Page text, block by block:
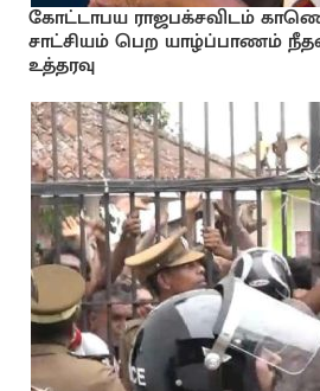
கோட்டாபய ராஜபக்சவிடம்
சாட்சியம் பெற யாழ்ப்பாணம்
உத்தரவு